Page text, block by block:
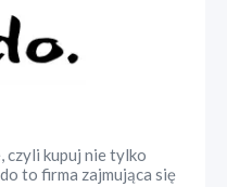
czyli kupuj nie tylko
to firma zajmująca się